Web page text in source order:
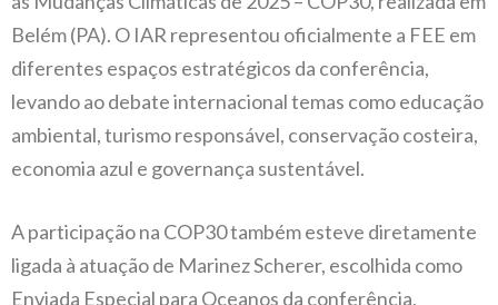
Belém (PA). O IAR representou oficialmente a FEE em
diferentes espaços estratégicos da conferência,
levando ao debate internacional temas como educação
ambiental, turismo responsável, conservação costeira,
economia azul e governança sustentável.
A participação na COP30 também esteve diretamente
ligada à atuação de Marinez Scherer, escolhida como
Enviada Especial para Oceanos da conferência,